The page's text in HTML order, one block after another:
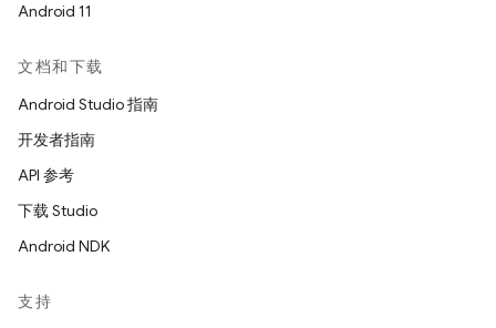
Android 11
文档和下载
Android Studio 指南
开发者指南
API 参考
下载 Studio
Android NDK
支持